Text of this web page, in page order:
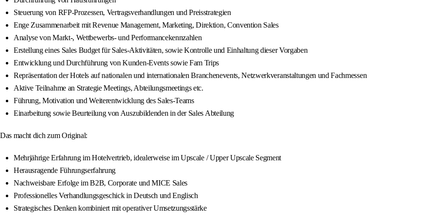
Steuerung von RFP‑Prozessen, Vertragsverhandlungen und Preisstrategien
Enge Zusammenarbeit mit Revenue Management, Marketing, Direktion, Convention Sales
Analyse von Markt‑, Wettbewerbs‑ und Performancekennzahlen
Erstellung eines Sales Budget für Sales‑Aktivitäten, sowie Kontrolle und Einhaltung dieser Vorgaben
Entwicklung und Durchführung von Kunden-Events sowie Fam Trips
Repräsentation der Hotels auf nationalen und internationalen Branchenevents, Netzwerkveranstaltungen und Fachmessen
Aktive Teilnahme an Strategie Meetings, Abteilungsmeetings etc.
Führung, Motivation und Weiterentwicklung des Sales‑Teams
Einarbeitung sowie Beurteilung von Auszubildenden in der Sales Abteilung
Das macht dich zum Original:
Mehrjährige Erfahrung im Hotelvertrieb, idealerweise im Upscale / Upper Upscale Segment
Herausragende Führungserfahrung
Nachweisbare Erfolge im B2B, Corporate und MICE Sales
Professionelles Verhandlungsgeschick in Deutsch und Englisch
Strategisches Denken kombiniert mit operativer Umsetzungsstärke